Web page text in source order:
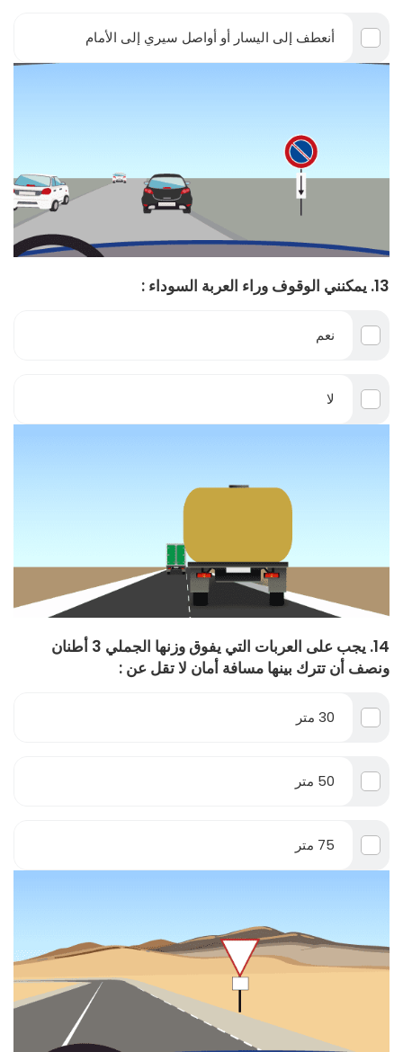
أنعطف إلى اليسار أو أواصل سيري إلى الأمام
13. يمكنني الوقوف وراء العربة السوداء :
نعم
لا
14. يجب على العربات التي يفوق وزنها الجملي 3 أطنان
ونصف أن تترك بينها مسافة أمان لا تقل عن :
30 متر
50 متر
75 متر